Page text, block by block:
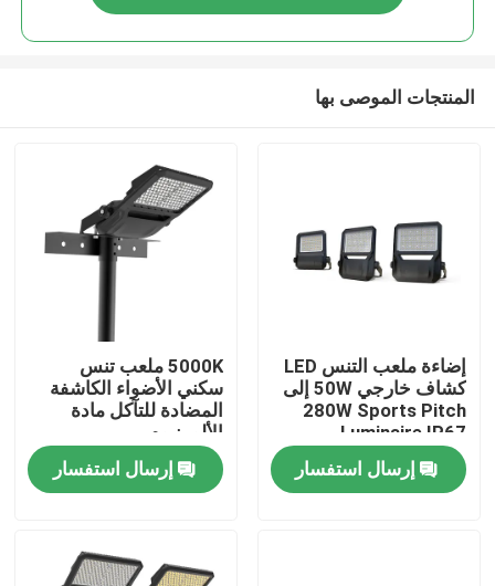
بيت
المنتجات الموصى بها
إضاءة ملعب التنس LED
كشاف خارجي 50W إلى
280W Sports Pitch
Luminaire IP67
إرسال استفسار
5000K ملعب تنس
سكني الأضواء الكاشفة
المضادة للتآكل مادة
الألومنيوم
إرسال استفسار